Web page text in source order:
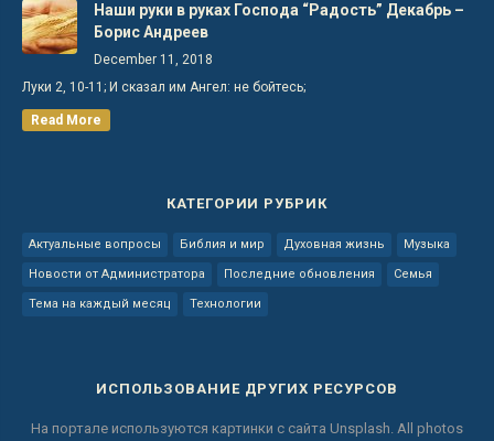
Наши руки в руках Господа “Радость” Декабрь –
Борис Андреев
December 11, 2018
Луки 2, 10-11; И сказал им Ангел: не бойтесь;
Read More
КАТЕГОРИИ РУБРИК
Актуальные вопросы Библия и мир Духовная жизнь Музыка
Новости от Администратора Последние обновления Семья
Тема на каждый месяц Технологии
ИСПОЛЬЗОВАНИЕ ДРУГИХ РЕСУРСОВ
На портале используются картинки с сайта Unsplash. All photos